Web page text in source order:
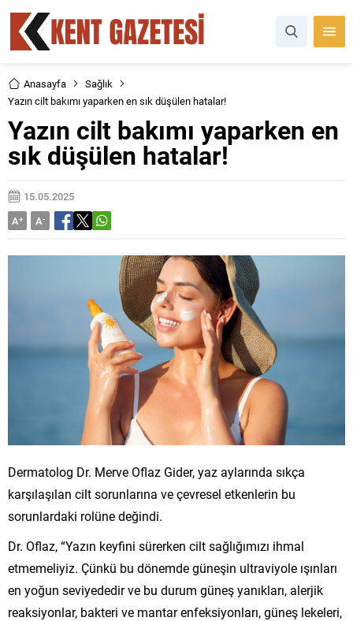
Anasayfa
Sağlık
Yazın cilt bakımı yaparken en sık düşülen hatalar!
Yazın cilt bakımı yaparken en
sık düşülen hatalar!
15.05.2025
A+ A-
Dermatolog Dr. Merve Oflaz Gider, yaz aylarında sıkça
karşılaşılan cilt sorunlarına ve çevresel etkenlerin bu
sorunlardaki rolüne değindi.
Dr. Oflaz, “Yazın keyfini sürerken cilt sağlığımızı ihmal
etmemeliyiz. Çünkü bu dönemde güneşin ultraviyole ışınları
en yoğun seviyededir ve bu durum güneş yanıkları, alerjik
reaksiyonlar, bakteri ve mantar enfeksiyonları, güneş lekeleri,